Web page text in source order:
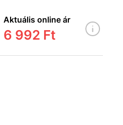
Aktuális online ár
6 992 Ft